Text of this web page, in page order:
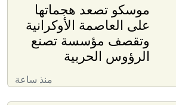
موسكو تصعد هجماتها
على العاصمة الأوكرانية
وتقصف مؤسسة تصنع
الرؤوس الحربية
منذ ساعة